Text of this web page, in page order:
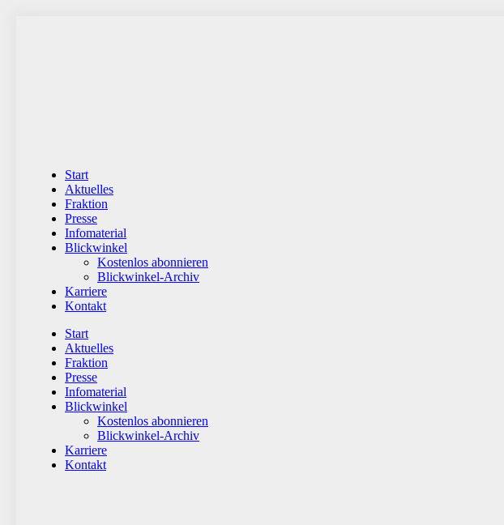
Start
Aktuelles
Fraktion
Presse
Infomaterial
Blickwinkel
Kostenlos abonnieren
Blickwinkel-Archiv
Karriere
Kontakt
Start
Aktuelles
Fraktion
Presse
Infomaterial
Blickwinkel
Kostenlos abonnieren
Blickwinkel-Archiv
Karriere
Kontakt